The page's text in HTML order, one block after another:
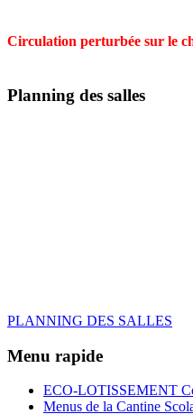
Circulation perturbée sur le
Planning des salles
PLANNING DES SALLES
Menu rapide
ECO-LOTISSEMENT
Menus de la Cantine